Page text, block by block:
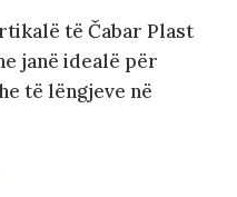
të Čabar Plast
janë idealë për
të lëngjeve në